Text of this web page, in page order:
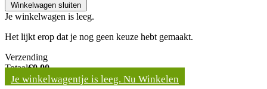
Winkelwagen sluiten
Je winkelwagen is leeg.
Het lijkt erop dat je nog geen keuze hebt gemaakt.
Verzending
Totaal€0,00
Je winkelwagentje is leeg. Nu Winkelen